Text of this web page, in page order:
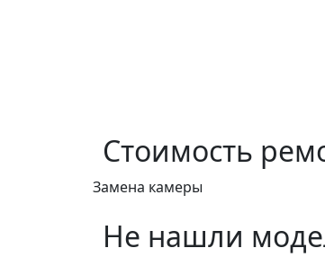
Стоимость
Замена камеры
Не нашли